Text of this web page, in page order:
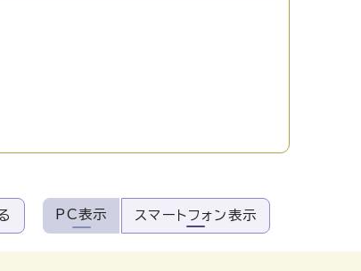
PC表示 スマートフォン表示